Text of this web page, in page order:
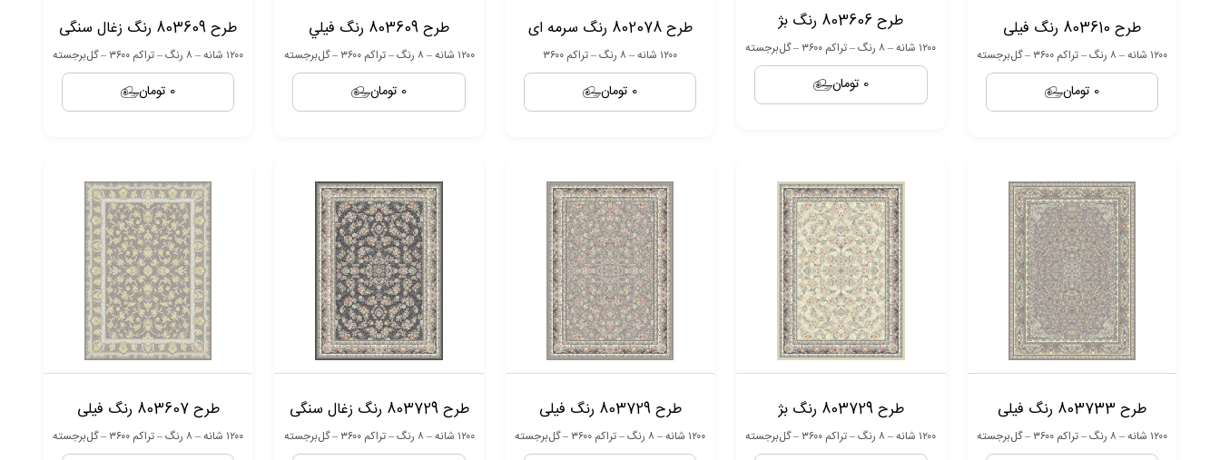
طرح 803610 رنگ فیلی
۱۲۰۰ شانه – ۸ رنگ – تراکم ۳۶۰۰ – گل‌برجسته
0 تومان
طرح 803606 رنگ بژ
۱۲۰۰ شانه – ۸ رنگ – تراکم ۳۶۰۰ – گل‌برجسته
0 تومان
طرح 802078 رنگ سرمه ای
۱۲۰۰ شانه – ۸ رنگ – تراکم ۳۶۰۰
0 تومان
طرح 803609 رنگ فيلي
۱۲۰۰ شانه – ۸ رنگ – تراکم ۳۶۰۰ – گل‌برجسته
0 تومان
طرح 803609 رنگ زغال سنگی
۱۲۰۰ شانه – ۸ رنگ – تراکم ۳۶۰۰ – گل‌برجسته
0 تومان
طرح 803733 رنگ فیلی
۱۲۰۰ شانه – ۸ رنگ – تراکم ۳۶۰۰ – گل‌برجسته
طرح 803729 رنگ بژ
۱۲۰۰ شانه – ۸ رنگ – تراکم ۳۶۰۰ – گل‌برجسته
طرح 803729 رنگ فیلی
۱۲۰۰ شانه – ۸ رنگ – تراکم ۳۶۰۰ – گل‌برجسته
طرح 803729 رنگ زغال سنگی
۱۲۰۰ شانه – ۸ رنگ – تراکم ۳۶۰۰ – گل‌برجسته
طرح 803607 رنگ فیلی
۱۲۰۰ شانه – ۸ رنگ – تراکم ۳۶۰۰ – گل‌برجسته